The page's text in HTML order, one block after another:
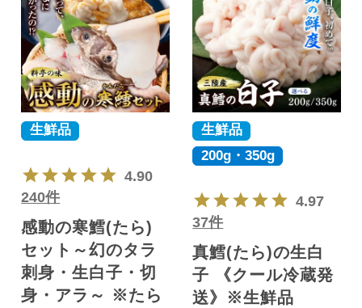
生鮮品
4.90
240件
感動の寒鱈(たら)
セット～幻のタラ
刺身・生白子・切
身・アラ～ ※たら
生鮮品
200g・350g
4.97
37件
真鱈(たら)の生白
子 《クール冷蔵発
送》※生鮮品